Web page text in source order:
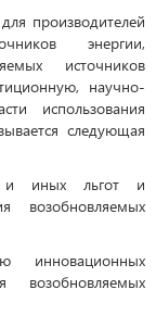
производителей
энергии,
источников
научно-
использования
следующая
и иных льгот и
возобновляемых
инновационных
возобновляемых